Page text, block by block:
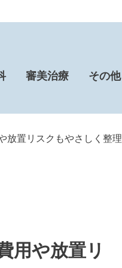
審美治療 その他
放置リスクもやさしく整理
用や放置リ